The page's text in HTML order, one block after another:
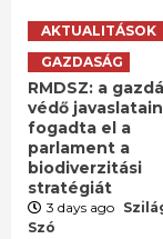
AKTUALITÁSOK
GAZDASÁG
RMDSZ: a
védő
fogadta el a
parlament a
biodiverzitási
stratégiát
3 days ago
Szó